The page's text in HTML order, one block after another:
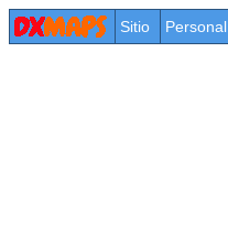
Sitio Personal